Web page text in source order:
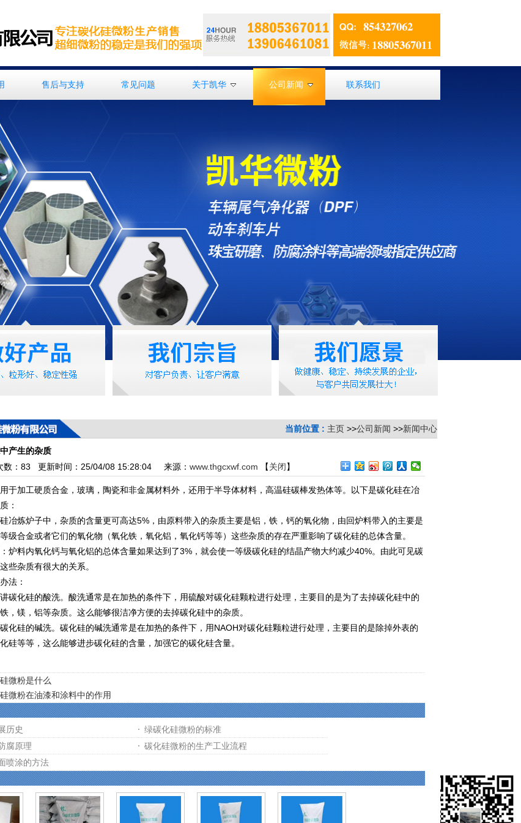
售后与支持 常见问题 关于凯华 公司新闻 联系我们
当前位置 : 主页 >>公司新闻 >>新闻中心
产生的杂质
数： 83 更新时间：25/04/08 15:28:04 来源： www.thgcxwf.com 【关闭】
加工硬质合金，玻璃，陶瓷和非金属材料外，还用于半导体材料，高温硅碳棒发热体等。以下是碳化硅在冶
：
炼炉子中，杂质的含量更可高达5%，由原料带入的杂质主要是铝，铁，钙的氧化物，由回炉料带入的主要是
级合金或者它们的氧化物（氧化铁，氧化铝，氧化钙等等）这些杂质的存在严重影响了碳化硅的总体含量。
料内氧化钙与氧化铝的总体含量如果达到了3%，就会使一等级碳化硅的结晶产物大约减少40%。由此可见碳
些杂质有很大的关系。
法：
硅的酸洗。酸洗通常是在加热的条件下，用硫酸对碳化硅颗粒进行处理，主要目的是为了去掉碳化硅中的
，镁，铝等杂质。这么能够很洁净方便的去掉碳化硅中的杂质。
的碱洗。碳化硅的碱洗通常是在加热的条件下，用NAOH对碳化硅颗粒进行处理，主要目的是除掉外表的
硅等等，这么能够进步碳化硅的含量，加强它的碳化硅含量。
微粉是什么
微粉在油漆和涂料中的作用
历史
绿碳化硅微粉的标准
腐原理
碳化硅微粉的生产工业流程
喷涂的方法